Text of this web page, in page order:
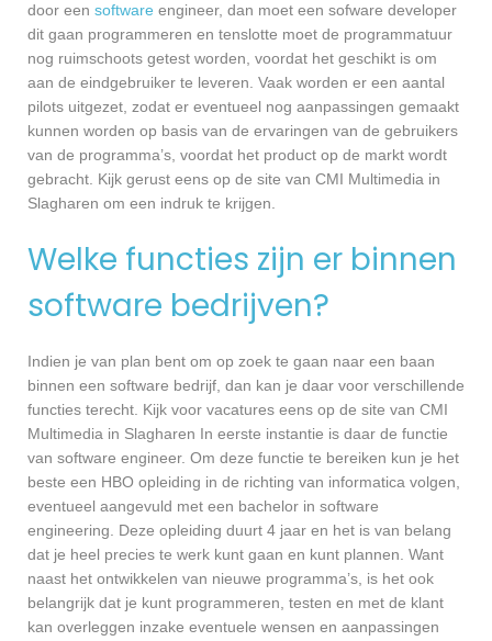
door een software engineer, dan moet een sofware developer
dit gaan programmeren en tenslotte moet de programmatuur
nog ruimschoots getest worden, voordat het geschikt is om
aan de eindgebruiker te leveren. Vaak worden er een aantal
pilots uitgezet, zodat er eventueel nog aanpassingen gemaakt
kunnen worden op basis van de ervaringen van de gebruikers
van de programma’s, voordat het product op de markt wordt
gebracht. Kijk gerust eens op de site van CMI Multimedia in
Slagharen om een indruk te krijgen.
Welke functies zijn er binnen
software bedrijven?
Indien je van plan bent om op zoek te gaan naar een baan
binnen een software bedrijf, dan kan je daar voor verschillende
functies terecht. Kijk voor vacatures eens op de site van CMI
Multimedia in Slagharen In eerste instantie is daar de functie
van software engineer. Om deze functie te bereiken kun je het
beste een HBO opleiding in de richting van informatica volgen,
eventueel aangevuld met een bachelor in software
engineering. Deze opleiding duurt 4 jaar en het is van belang
dat je heel precies te werk kunt gaan en kunt plannen. Want
naast het ontwikkelen van nieuwe programma’s, is het ook
belangrijk dat je kunt programmeren, testen en met de klant
kan overleggen inzake eventuele wensen en aanpassingen